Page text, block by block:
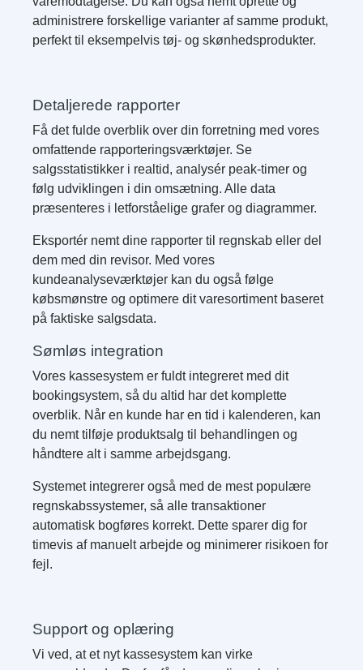
administrere forskellige varianter af samme produkt,
perfekt til eksempelvis tøj- og skønhedsprodukter.
Detaljerede rapporter
Få det fulde overblik over din forretning med vores
omfattende rapporteringsværktøjer. Se
salgsstatistikker i realtid, analysér peak-timer og
følg udviklingen i din omsætning. Alle data
præsenteres i letforståelige grafer og diagrammer.
Eksportér nemt dine rapporter til regnskab eller del
dem med din revisor. Med vores
kundeanalyseværktøjer kan du også følge
købsmønstre og optimere dit varesortiment baseret
på faktiske salgsdata.
Sømløs integration
Vores kassesystem er fuldt integreret med dit
bookingsystem, så du altid har det komplette
overblik. Når en kunde har en tid i kalenderen, kan
du nemt tilføje produktsalg til behandlingen og
håndtere alt i samme arbejdsgang.
Systemet integrerer også med de mest populære
regnskabssystemer, så alle transaktioner
automatisk bogføres korrekt. Dette sparer dig for
timevis af manuelt arbejde og minimerer risikoen for
fejl.
Support og oplæring
Vi ved, at et nyt kassesystem kan virke